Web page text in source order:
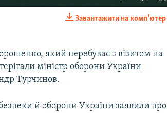
Завантажити на комп'ютер
який перебуває з візитом на
міністр оборони України
Турчинов.
й оборони України заявили про